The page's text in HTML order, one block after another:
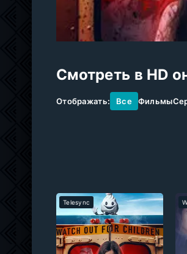
Смотреть в HD
Отображать: Все Фильмы
Telesync